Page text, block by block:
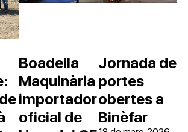
Boadella
Maquinària
importador
oficial de
Jornada de
portes
obertes a
Binèfar